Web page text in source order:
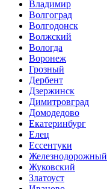
Владимир
Волгоград
Волгодонск
Волжский
Вологда
Воронеж
Грозный
Дербент
Дзержинск
Димитровград
Домодедово
Екатеринбург
Елец
Ессентуки
Железнодорожный
Жуковский
Златоуст